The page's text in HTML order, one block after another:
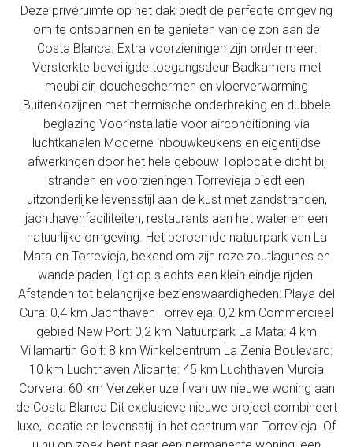
Deze privéruimte op het dak biedt de perfecte omgeving
om te ontspannen en te genieten van de zon aan de
Costa Blanca. Extra voorzieningen zijn onder meer:
Versterkte beveiligde toegangsdeur Badkamers met
meubilair, doucheschermen en vloerverwarming
Buitenkozijnen met thermische onderbreking en dubbele
beglazing Voorinstallatie voor airconditioning via
luchtkanalen Moderne inbouwkeukens en eigentijdse
afwerkingen door het hele gebouw Toplocatie dicht bij
stranden en voorzieningen Torrevieja biedt een
uitzonderlijke levensstijl aan de kust met zandstranden,
jachthavenfaciliteiten, restaurants aan het water en een
natuurlijke omgeving. Het beroemde natuurpark van La
Mata en Torrevieja, bekend om zijn roze zoutlagunes en
wandelpaden, ligt op slechts een klein eindje rijden.
Afstanden tot belangrijke bezienswaardigheden: Playa del
Cura: 0,4 km Jachthaven Torrevieja: 0,2 km Commercieel
gebied New Port: 0,2 km Natuurpark La Mata: 4 km
Villamartin Golf: 8 km Winkelcentrum La Zenia Boulevard:
10 km Luchthaven Alicante: 45 km Luchthaven Murcia
Corvera: 60 km Verzeker uzelf van uw nieuwe woning aan
de Costa Blanca Dit exclusieve nieuwe project combineert
luxe, locatie en levensstijl in het centrum van Torrevieja. Of